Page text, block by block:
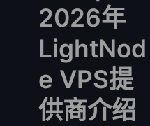
2026年
LightNod
e VPS提
供商介绍